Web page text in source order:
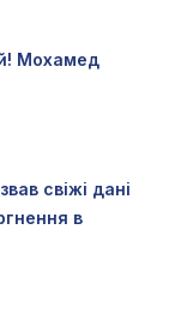
Мохамед
свіжі дані
в